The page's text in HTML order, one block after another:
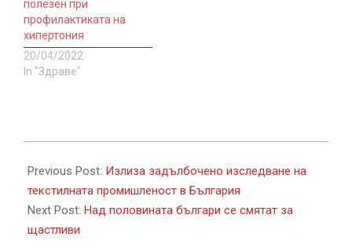
полезен при
профилактиката на
хипертония
20/04/2022
In "Здраве"
12-
29
Previous Post: Излиза задълбочено изследване на
текстилната промишленост в България
Next Post: Над половината българи се смятат за
щастливи